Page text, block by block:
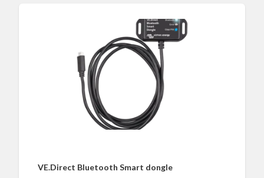
VE.Direct Bluetooth Smart dongle